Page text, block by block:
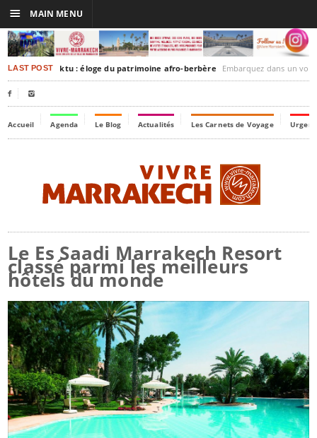
LAST POSTTimbuktu : éloge du patrimoine afro-berbère Embarquez dans un voyage culturel dans le
 
Accueil Agenda Le Blog Actualités Les Carnets de Voyage
Le Es Saadi Marrakech Resort
classé parmi les meilleurs
hôtels du monde
☰ MAIN MENU